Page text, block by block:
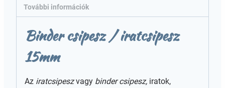
További információk
Binder csipesz / iratcsipesz
15mm
Az iratcsipeszvagy binder csipesz, iratok,